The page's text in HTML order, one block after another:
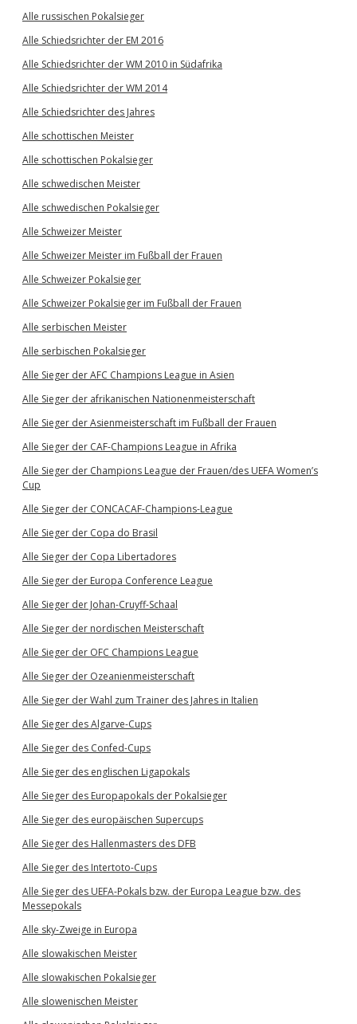
Alle russischen Pokalsieger
Alle Schiedsrichter der EM 2016
Alle Schiedsrichter der WM 2010 in Südafrika
Alle Schiedsrichter der WM 2014
Alle Schiedsrichter des Jahres
Alle schottischen Meister
Alle schottischen Pokalsieger
Alle schwedischen Meister
Alle schwedischen Pokalsieger
Alle Schweizer Meister
Alle Schweizer Meister im Fußball der Frauen
Alle Schweizer Pokalsieger
Alle Schweizer Pokalsieger im Fußball der Frauen
Alle serbischen Meister
Alle serbischen Pokalsieger
Alle Sieger der AFC Champions League in Asien
Alle Sieger der afrikanischen Nationenmeisterschaft
Alle Sieger der Asienmeisterschaft im Fußball der Frauen
Alle Sieger der CAF-Champions League in Afrika
Alle Sieger der Champions League der Frauen/des UEFA Women’s
Cup
Alle Sieger der CONCACAF-Champions-League
Alle Sieger der Copa do Brasil
Alle Sieger der Copa Libertadores
Alle Sieger der Europa Conference League
Alle Sieger der Johan-Cruyff-Schaal
Alle Sieger der nordischen Meisterschaft
Alle Sieger der OFC Champions League
Alle Sieger der Ozeanienmeisterschaft
Alle Sieger der Wahl zum Trainer des Jahres in Italien
Alle Sieger des Algarve-Cups
Alle Sieger des Confed-Cups
Alle Sieger des englischen Ligapokals
Alle Sieger des Europapokals der Pokalsieger
Alle Sieger des europäischen Supercups
Alle Sieger des Hallenmasters des DFB
Alle Sieger des Intertoto-Cups
Alle Sieger des UEFA-Pokals bzw. der Europa League bzw. des
Messepokals
Alle sky-Zweige in Europa
Alle slowakischen Meister
Alle slowakischen Pokalsieger
Alle slowenischen Meister